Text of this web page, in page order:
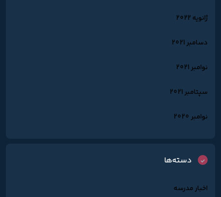
ژانویه 2022
دسامبر 2021
نوامبر 2021
سپتامبر 2021
نوامبر 2020
دسته‌ها
اخبار مدرسه